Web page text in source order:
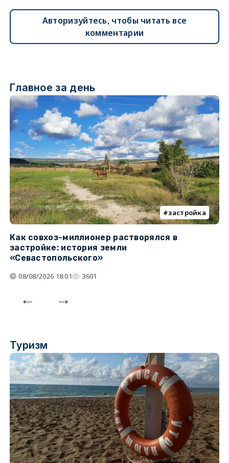
Авторизуйтесь, чтобы читать все
комментарии
Главное за день
застройка
Как совхоз-миллионер растворялся в
застройке: история земли
«Севастопольского»
08/08/2026 18:01 3601
Туризм